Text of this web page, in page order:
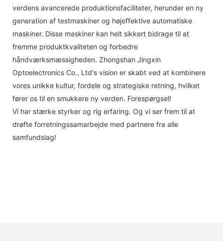
verdens avancerede produktionsfaciliteter, herunder en ny
generation af testmaskiner og højeffektive automatiske
maskiner. Disse maskiner kan helt sikkert bidrage til at
fremme produktkvaliteten og forbedre
håndværksmæssigheden. Zhongshan Jingxin
Optoelectronics Co., Ltd's vision er skabt ved at kombinere
vores unikke kultur, fordele og strategiske retning, hvilket
fører os til en smukkere ny verden. Forespørgsel!
Vi har stærke styrker og rig erfaring. Og vi ser frem til at
drøfte forretningssamarbejde med partnere fra alle
samfundslag!